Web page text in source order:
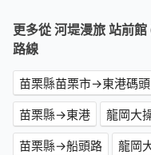
更多從 河堤漫旅 站前
路線
苗栗縣苗栗市→東港碼頭
苗栗縣→東港
龍岡大
苗栗縣→船頭路
龍岡